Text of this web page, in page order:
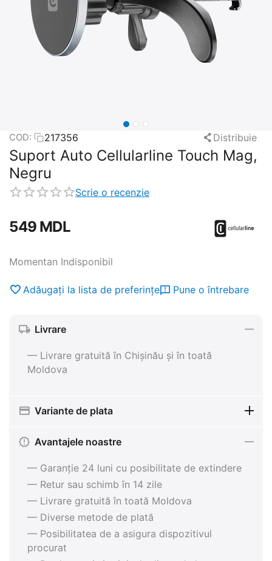
COD: 217356 Distribuie
Suport Auto Cellularline Touch Mag,
Negru
Scrie o recenzie
‍549‍ MDL
Momentan Indisponibil
Adăugați la lista de preferințe Pune o întrebare
Livrare
— Livrare gratuită în Chișinău și în toată
Moldova
Variante de plata
Avantajele noastre
— Garanție 24 luni cu posibilitate de extindere
— Retur sau schimb în 14 zile
— Livrare gratuită în toată Moldova
— Diverse metode de plată
— Posibilitatea de a asigura dispozitivul
procurat